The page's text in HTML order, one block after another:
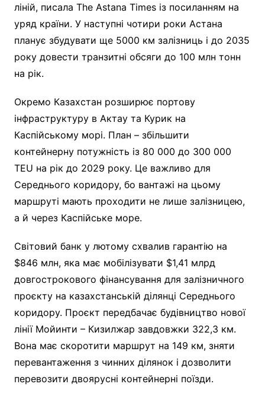
ліній, писала The Astana Times із посиланням на
уряд країни. У наступні чотири роки Астана
планує збудувати ще 5000 км залізниць і до 2035
року довести транзитні обсяги до 100 млн тонн
на рік.
Окремо Казахстан розширює портову
інфраструктуру в Актау та Курик на
Каспійському морі. План – збільшити
контейнерну потужність із 80 000 до 300 000
TEU на рік до 2029 року. Це важливо для
Середнього коридору, бо вантажі на цьому
маршруті мають проходити не лише залізницею,
а й через Каспійське море.
Світовий банк у лютому схвалив гарантію на
$846 млн, яка має мобілізувати $1,41 млрд
довгострокового фінансування для залізничного
проєкту на казахстанській ділянці Середнього
коридору. Проєкт передбачає будівництво нової
лінії Мойинти – Кизилжар завдовжки 322,3 км.
Вона має скоротити маршрут на 149 км, зняти
перевантаження з чинних ділянок і дозволити
перевозити двоярусні контейнерні поїзди.